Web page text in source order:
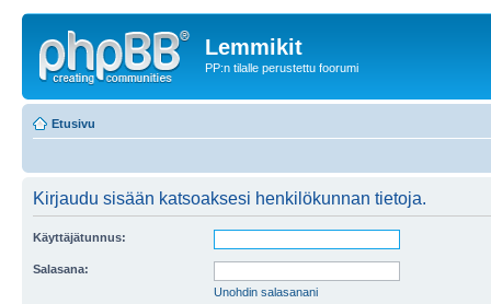
Lemmikit
PP:n tilalle perustettu foorumi
Etusivu
Kirjaudu sisään katsoaksesi henkilökunnan tietoja.
Käyttäjätunnus:
Salasana:
Unohdin salasanani